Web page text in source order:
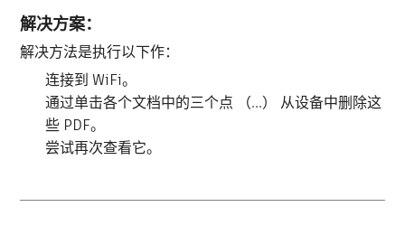
解决方案：
解决方法是执行以下作：
连接到 WiFi。
通过单击各个文档中的三个点 （...） 从设备中删除这
些 PDF。
尝试再次查看它。